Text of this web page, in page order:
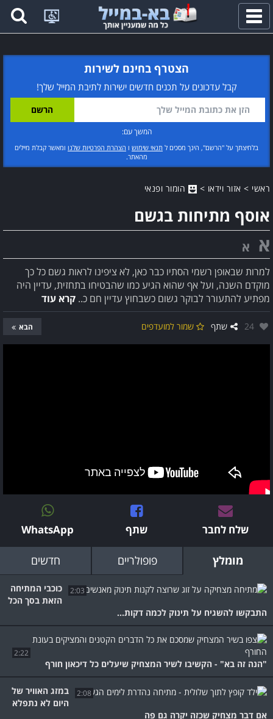
פתח
תפריט
הצטרף בחינם לשירות
קבל עדכונים על תכנים חדשים ישירות לתיבת המייל שלך!
המשך עם:
בלחיצתך על "הרשם", הינך מסכים ל תנאי שימוש ו הצהרת הפרטיות שלנו ומאשר קבלת מיילים
מהאתר.
ראשי > אזור וידאו > הומור ופנאי
אוסף מתיחות בגשם
א א
למרות שבאופן רשמי הסתיו כבר כאן, לא ציפינו לראות גשם כל כך
מוקדם השנה, ועל אף שהוא הגיע כמו שהבטיחו בתחזית, עדיין היה
מפתיע להתעורר לבוקר גשום כשבחוץ עדיין חם כ.. קרא עוד
אהבו:
24 שתף שמור למועדפים הבא
שלח לחבר שתף WhatsApp
מומלץ פופולריים חדשים
2:03
כוכבי המתיחה
הזאת בסך הכל
התבקשו להשגיח על תינוק לכמה דקות...
2:22
"הנה זה בא" - הקשיבו לשיר המצחיק שיעלים כל דיכאון חורף
2:08
במזג האוויר של
היום לא נתפלא
אם דבר מצחיק שכזה יקרה גם פה